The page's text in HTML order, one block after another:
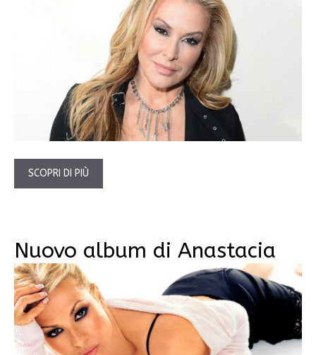
SCOPRI DI PIÙ
Nuovo album di Anastacia